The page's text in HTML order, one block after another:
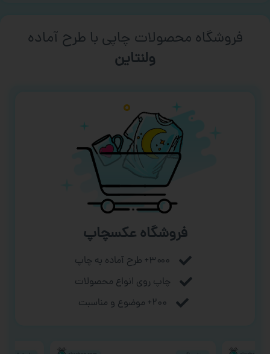
فروشگاه محصولات چاپی با طرح آماده
ورزشی
فروشگاه عکسچاپ
۳۰۰۰+ طرح آماده به چاپ
چاپ روی انواع محصولات
۲۰۰+ موضوع و مناسبت